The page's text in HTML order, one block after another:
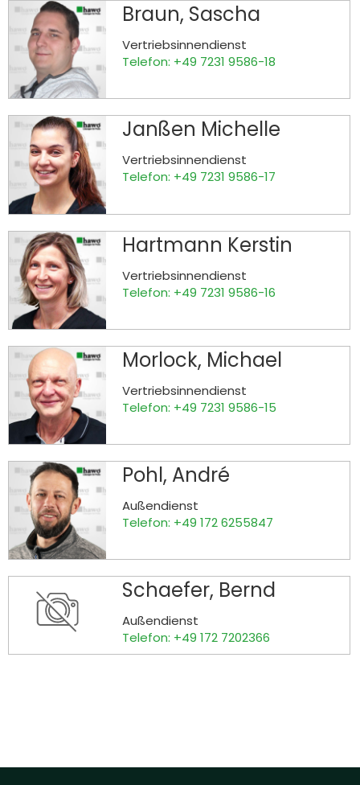
Braun, Sascha
Vertriebsinnendienst
Telefon: +49 7231 9586-18
Janßen Michelle
Vertriebsinnendienst
Telefon: +49 7231 9586-17
Hartmann Kerstin
Vertriebsinnendienst
Telefon: +49 7231 9586-16
Morlock, Michael
Vertriebsinnendienst
Telefon: +49 7231 9586-15
Pohl, André
Außendienst
Telefon: +49 172 6255847
Schaefer, Bernd
Außendienst
Telefon: +49 172 7202366